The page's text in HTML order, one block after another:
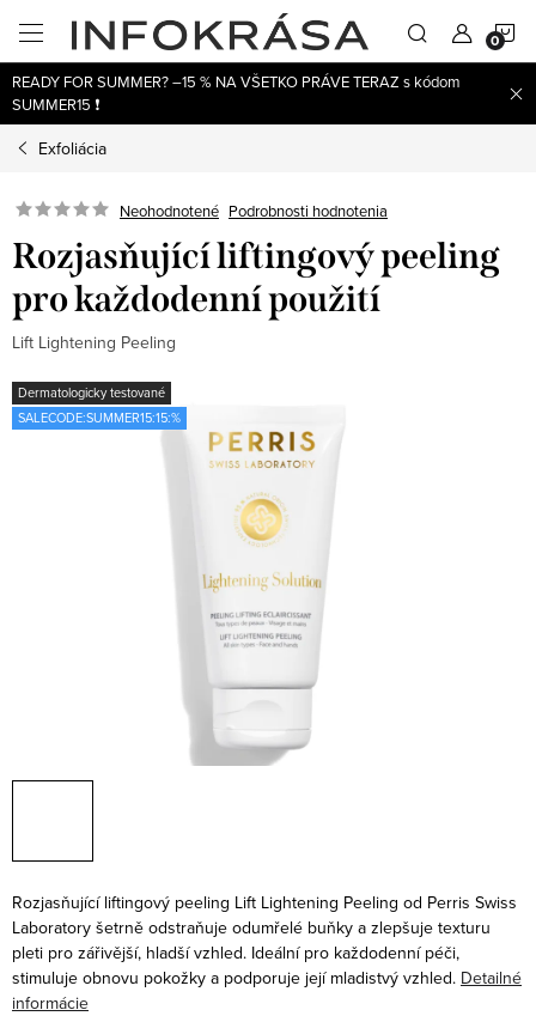
obsah
READY FOR SUMMER? –15 % NA VŠETKO PRÁVE TERAZ s kódom
SUMMER15 ❗
Exfoliácia
Neohodnotené Podrobnosti hodnotenia
Rozjasňující liftingový peeling
pro každodenní použití
Lift Lightening Peeling
Dermatologicky testované
SALECODE:SUMMER15:15:%
Rozjasňující liftingový peeling Lift Lightening Peeling od Perris Swiss
Laboratory šetrně odstraňuje odumřelé buňky a zlepšuje texturu
pleti pro zářivější, hladší vzhled. Ideální pro každodenní péči,
stimuluje obnovu pokožky a podporuje její mladistvý vzhled. Detailné
informácie